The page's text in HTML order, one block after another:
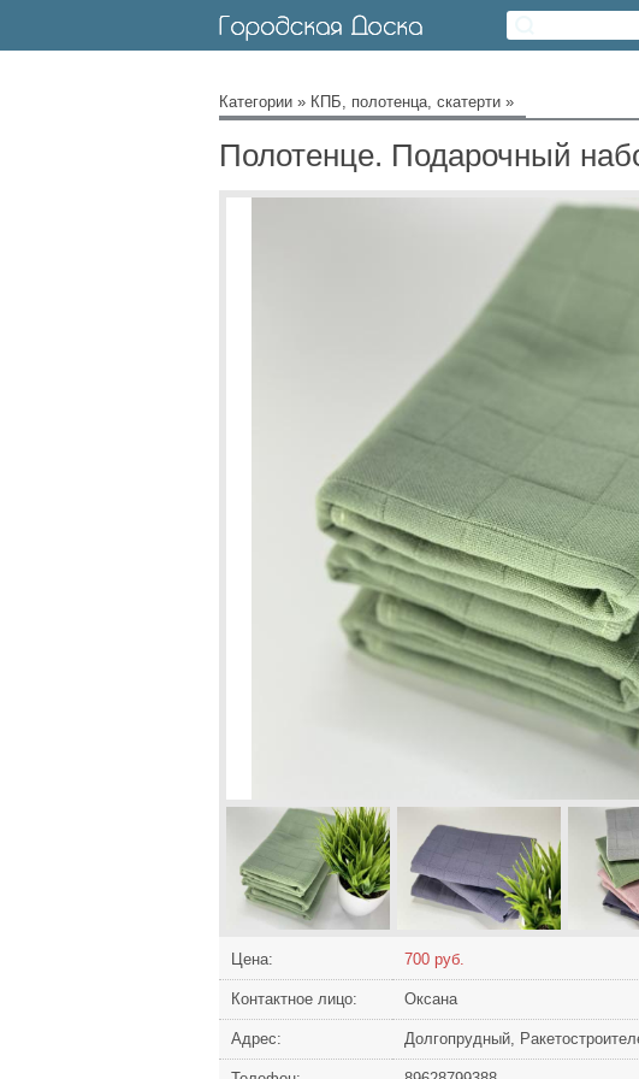
Категории » КПБ, полотенца, скатерти »
Полотенце. Подарочный
Цена: 700 руб.
Контактное лицо: Оксана
Адрес: Долгопрудный,